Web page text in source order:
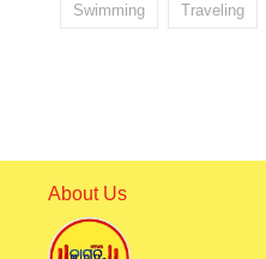
Swimming Traveling
About Us